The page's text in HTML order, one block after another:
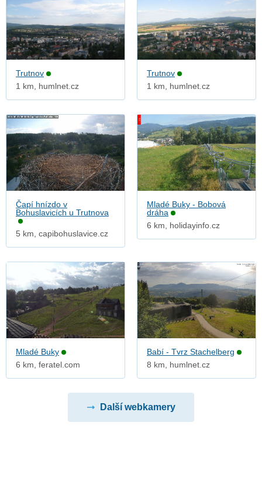
Trutnov
1 km, humlnet.cz
Trutnov
1 km, humlnet.cz
Čapí hnízdo v
Bohuslavicích u Trutnova
5 km, capibohuslavice.cz
Mladé Buky - Bobová
dráha
6 km, holidayinfo.cz
Mladé Buky
6 km, feratel.com
Babí - Tvrz Stachelberg
8 km, humlnet.cz
Další webkamery